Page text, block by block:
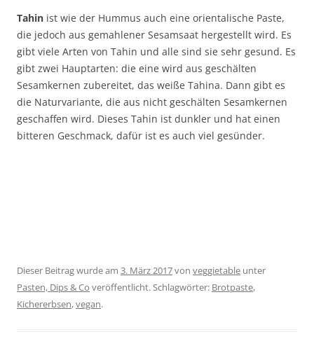
Tahin ist wie der Hummus auch eine orientalische Paste,
die jedoch aus gemahlener Sesamsaat hergestellt wird. Es
gibt viele Arten von Tahin und alle sind sie sehr gesund. Es
gibt zwei Hauptarten: die eine wird aus geschälten
Sesamkernen zubereitet, das weiße Tahina. Dann gibt es
die Naturvariante, die aus nicht geschälten Sesamkernen
geschaffen wird. Dieses Tahin ist dunkler und hat einen
bitteren Geschmack, dafür ist es auch viel gesünder.
Dieser Beitrag wurde am 3. März 2017von veggietable unter
Pasten, Dips & Co veröffentlicht. Schlagwörter: Brotpaste,
Kichererbsen,vegan.